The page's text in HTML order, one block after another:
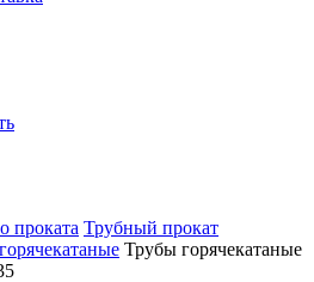
проката Трубный прокат
Трубы горячекатаные